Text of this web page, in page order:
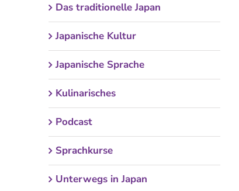
Das traditionelle Japan
Japanische Kultur
Japanische Sprache
Kulinarisches
Podcast
Sprachkurse
Unterwegs in Japan